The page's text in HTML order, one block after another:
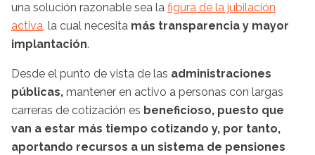
una solución razonable sea la figura de la jubilación
activa, la cual necesita más transparencia y mayor
implantación.
Desde el punto de vista de las administraciones
públicas, mantener en activo a personas con largas
carreras de cotización es beneficioso, puesto que
van a estar más tiempo cotizando y, por tanto,
aportando recursos a un sistema de pensiones